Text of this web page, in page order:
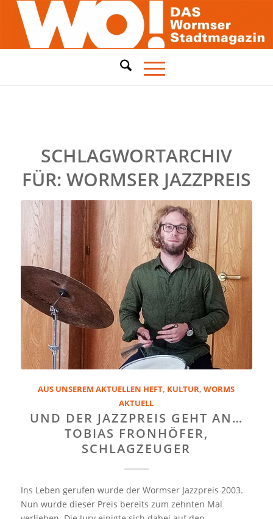
SCHLAGWORTARCHIV
FÜR: WORMSER JAZZPREIS
AUS UNSEREM AKTUELLEN HEFT, KULTUR,WORMS
AKTUELL
UND DER JAZZPREIS GEHT AN…
TOBIAS FRONHÖFER,
SCHLAGZEUGER
Ins Leben gerufen wurde der Wormser Jazzpreis 2003.
Nun wurde dieser Preis bereits zum zehnten Mal